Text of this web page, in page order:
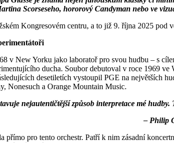
Scorseseho, hororový Candyman nebo ve
Kongresovém centru, a to již 9. října 2025 pod
v New Yorku jako laboratoř pro svou hudbu – s
ducha. Soubor debutoval v roce 1969
desetiletích vystoupil PGE na největších
Nonesuch a Orange Mountain Music.
nejautentičtější způsob interpretace mé
– Philip
přímo pro tento orchestr. Patří k nim zásadní